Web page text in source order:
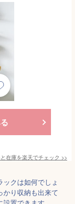
在庫を楽天でチェック >>
クは如何でしょ
かり収納も出来て